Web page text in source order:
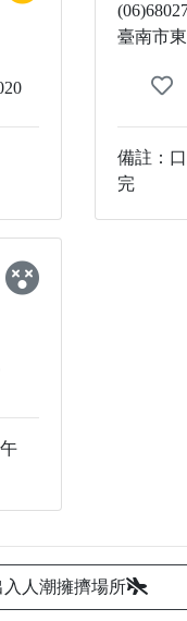
臺南市
備註：
完
人潮擁擠場所